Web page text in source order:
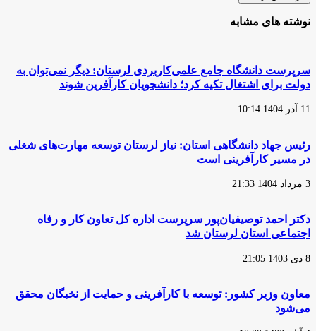
نوشته های مشابه
سرپرست دانشگاه جامع علمی‌کاربردی لرستان: دیگر نمی‌توان به
دولت برای اشتغال تکیه کرد؛ دانشجویان کارآفرین شوند
11 آذر 1404 10:14
رئیس جهاد دانشگاهی استان: نیاز لرستان توسعه مهارت‌های شغلی
در مسیر کارآفرینی است
3 مرداد 1404 21:33
دکتر احمد توصیفیان‌پور سرپرست اداره کل تعاون کار و رفاه
اجتماعی استان لرستان شد
8 دی 1403 21:05
معاون وزیر کشور: توسعه با کارآفرینی و حمایت از نخبگان محقق
می‌شود